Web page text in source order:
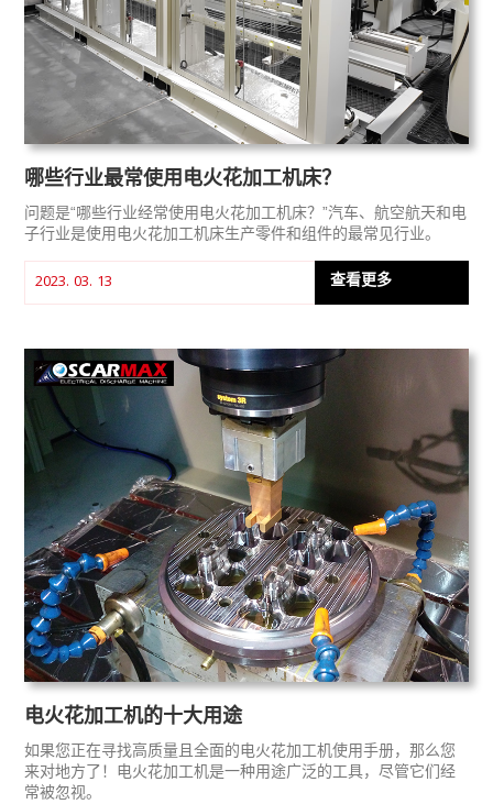
哪些行业最常使用电火花加工机床？
问题是“哪些行业经常使用电火花加工机床？”汽车、航空航天和电
子行业是使用电火花加工机床生产零件和组件的最常见行业。
2023. 03. 13 查看更多
电火花加工机的十大用途
如果您正在寻找高质量且全面的电火花加工机使用手册，那么您
来对地方了！电火花加工机是一种用途广泛的工具，尽管它们经
常被忽视。